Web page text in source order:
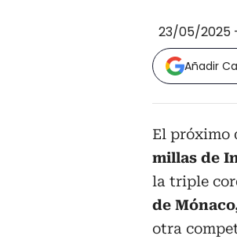
23/05/2025
Añadir
El próximo
millas de
la triple
de
otra